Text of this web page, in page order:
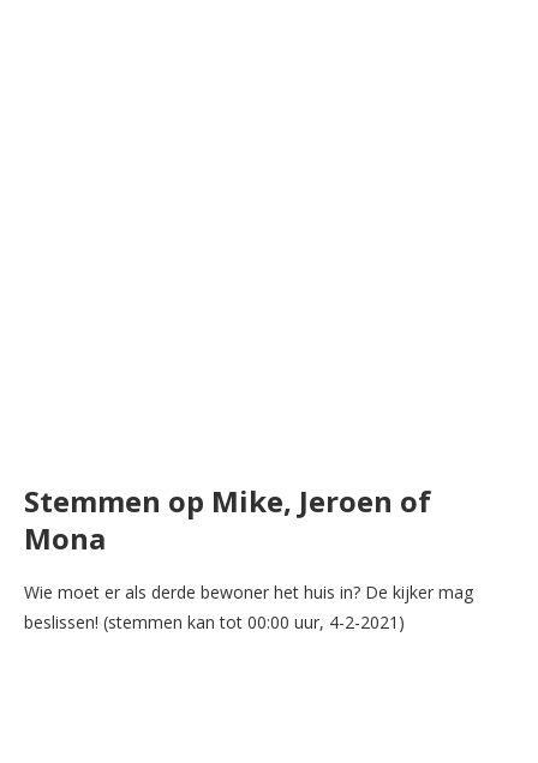
Stemmen op Mike, Jeroen of
Mona
Wie moet er als derde bewoner het huis in? De kijker mag
beslissen! (stemmen kan tot 00:00 uur, 4-2-2021)